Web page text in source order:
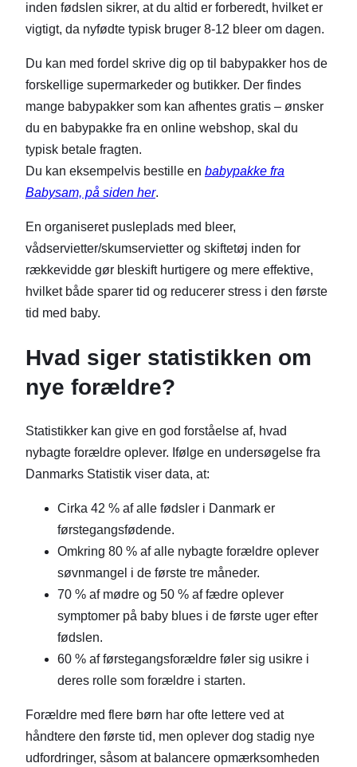
inden fødslen sikrer, at du altid er forberedt, hvilket er
vigtigt, da nyfødte typisk bruger 8-12 bleer om dagen.
Du kan med fordel skrive dig op til babypakker hos de
forskellige supermarkeder og butikker. Der findes
mange babypakker som kan afhentes gratis – ønsker
du en babypakke fra en online webshop, skal du
typisk betale fragten.
Du kan eksempelvis bestille en babypakke fra
Babysam, på siden her.
En organiseret pusleplads med bleer,
vådservietter/skumservietter og skiftetøj inden for
rækkevidde gør bleskift hurtigere og mere effektive,
hvilket både sparer tid og reducerer stress i den første
tid med baby.
Hvad siger statistikken om
nye forældre?
Statistikker kan give en god forståelse af, hvad
nybagte forældre oplever. Ifølge en undersøgelse fra
Danmarks Statistik viser data, at:
Cirka 42 % af alle fødsler i Danmark er
førstegangsfødende.
Omkring 80 % af alle nybagte forældre oplever
søvnmangel i de første tre måneder.
70 % af mødre og 50 % af fædre oplever
symptomer på baby blues i de første uger efter
fødslen.
60 % af førstegangsforældre føler sig usikre i
deres rolle som forældre i starten.
Forældre med flere børn har ofte lettere ved at
håndtere den første tid, men oplever dog stadig nye
udfordringer, såsom at balancere opmærksomheden